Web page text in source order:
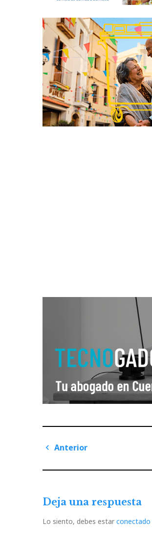
Navegación
de
Anterior
Deja una respuesta
Lo siento, debes estar conectado